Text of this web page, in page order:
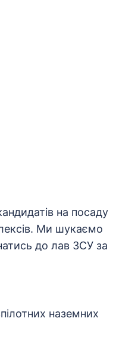
на посаду
Ми шукаємо
до лав ЗСУ за
наземних